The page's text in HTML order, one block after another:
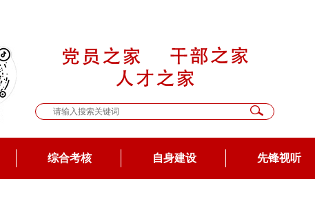
综合考核 自身建设 先锋视听